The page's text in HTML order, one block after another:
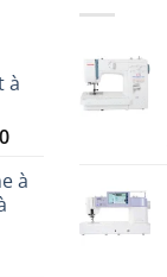
à
Le
actuel
€ 8.349,00.
à